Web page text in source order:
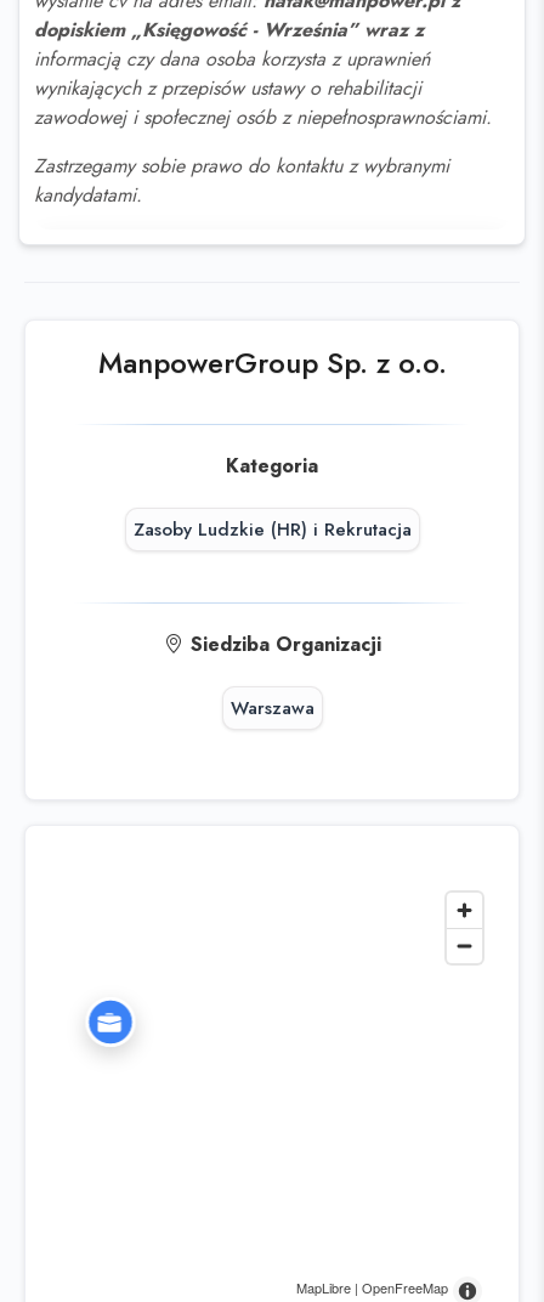
dopiskiem „Księgowość - Września” wraz z
informacją czy dana osoba korzysta z uprawnień
wynikających z przepisów ustawy o rehabilitacji
zawodowej i społecznej osób z niepełnosprawnościami.
Zastrzegamy sobie prawo do kontaktu z wybranymi
kandydatami.
ManpowerGroup Sp. z o.o.
Kategoria
Zasoby Ludzkie (HR) i Rekrutacja
Siedziba Organizacji
Warszawa
MapLibre | OpenFreeMap